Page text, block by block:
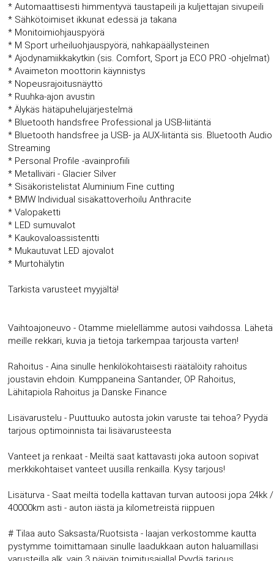
* Automaattisesti himmentyvä taustapeili ja kuljettajan sivupeili
* Sähkötoimiset ikkunat edessä ja takana
* Monitoimiohjauspyörä
* M Sport urheiluohjauspyörä, nahkapäällysteinen
* Ajodynamiikkakytkin (sis. Comfort, Sport ja ECO PRO -ohjelmat)
* Avaimeton moottorin käynnistys
* Nopeusrajoitusnäyttö
* Ruuhka-ajon avustin
* Älykäs hätäpuhelujärjestelmä
* Bluetooth handsfree Professional ja USB-liitäntä
* Bluetooth handsfree ja USB- ja AUX-liitäntä sis. Bluetooth Audio
Streaming
* Personal Profile -avainprofiili
* Metalliväri - Glacier Silver
* Sisäkoristelistat Aluminium Fine cutting
* BMW Individual sisäkattoverhoilu Anthracite
* Valopaketti
* LED sumuvalot
* Kaukovaloassistentti
* Mukautuvat LED ajovalot
* Murtohälytin
Tarkista varusteet myyjältä!
Vaihtoajoneuvo - Otamme mielellämme autosi vaihdossa. Lähetä
meille rekkari, kuvia ja tietoja tarkempaa tarjousta varten!
Rahoitus - Aina sinulle henkilökohtaisesti räätälöity rahoitus
joustavin ehdoin. Kumppaneina Santander, OP Rahoitus,
Lähitapiola Rahoitus ja Danske Finance
Lisävarustelu - Puuttuuko autosta jokin varuste tai tehoa? Pyydä
tarjous optimoinnista tai lisävarusteesta
Vanteet ja renkaat - Meiltä saat kattavasti joka autoon sopivat
merkkikohtaiset vanteet uusilla renkailla. Kysy tarjous!
Lisäturva - Saat meiltä todella kattavan turvan autoosi jopa 24kk /
40000km asti - auton iästä ja kilometreistä riippuen
# Tilaa auto Saksasta/Ruotsista - laajan verkostomme kautta
pystymme toimittamaan sinulle laadukkaan auton haluamillasi